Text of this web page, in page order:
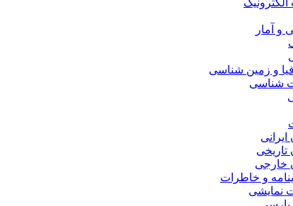
و آمار
و زمین شناسی
شناسی
تاریخی
خارجی
و خاطرات
نمایشی